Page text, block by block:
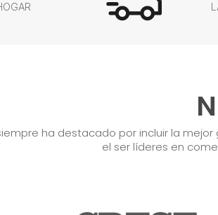
ha destacado por incluir la
el ser líderes en